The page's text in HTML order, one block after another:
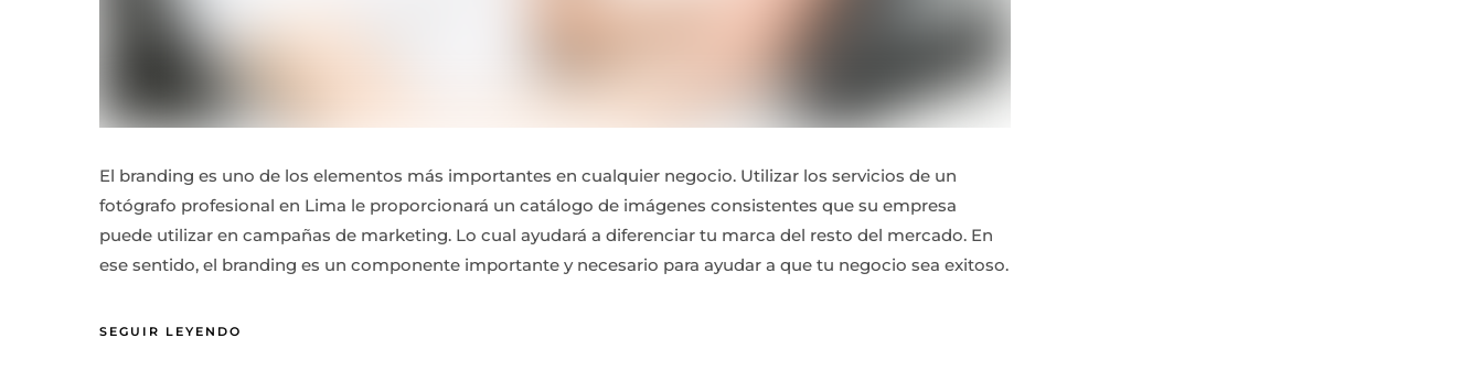
El branding es uno de los elementos más importantes en cualquier negocio. Utilizar los servicios de un
fotógrafo profesional en Lima le proporcionará un catálogo de imágenes consistentes que su empresa
puede utilizar en campañas de marketing. Lo cual ayudará a diferenciar tu marca del resto del mercado. En
ese sentido, el branding es un componente importante y necesario para ayudar a que tu negocio sea exitoso.
SEGUIR LEYENDO